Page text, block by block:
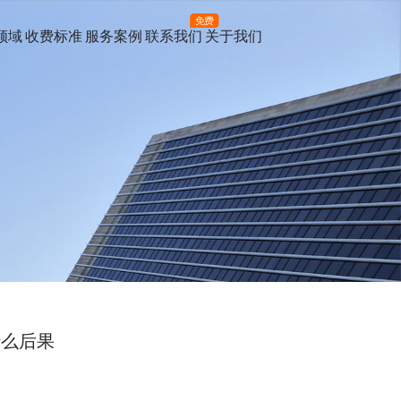
域收费标准 服务案例 联系我们
免费
关于我们
后果